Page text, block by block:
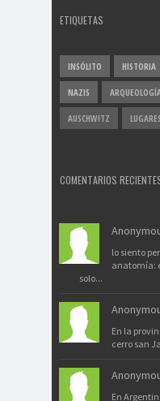
ETIQUETAS
INSÓLITO HISTORIA
NAZIS
AUSCHWITZ
COMENTARIOS
lo siento
anatomía:
solo...
En la
cerro san
En